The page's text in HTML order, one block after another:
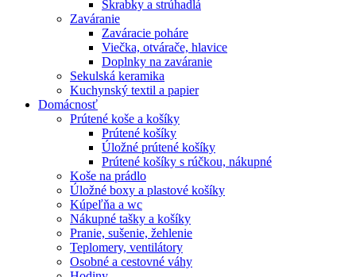
Škrabky a strúhadlá
Zaváranie
Zaváracie poháre
Viečka, otvárače, hlavice
Doplnky na zaváranie
Sekulská keramika
Kuchynský textil a papier
Domácnosť
Prútené koše a košíky
Prútené košíky
Úložné prútené košíky
Prútené košíky s rúčkou, nákupné
Koše na prádlo
Úložné boxy a plastové košíky
Kúpeľňa a wc
Nákupné tašky a košíky
Pranie, sušenie, žehlenie
Teplomery, ventilátory
Osobné a cestovné váhy